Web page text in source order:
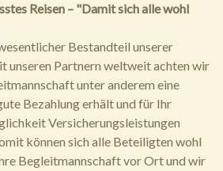
Reisen – "Damit sich alle wohl
Bestandteil unserer
unseren Partnern weltweit achten wir
unter anderem eine
Bezahlung erhält und für Ihr
Versicherungsleistungen
können sich alle Beteiligten wohl
Begleitmannschaft vor Ort und wir